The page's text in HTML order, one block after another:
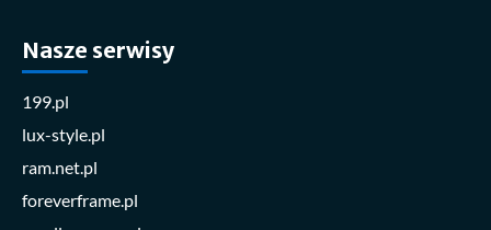
Nasze serwisy
199.pl
lux-style.pl
ram.net.pl
foreverframe.pl